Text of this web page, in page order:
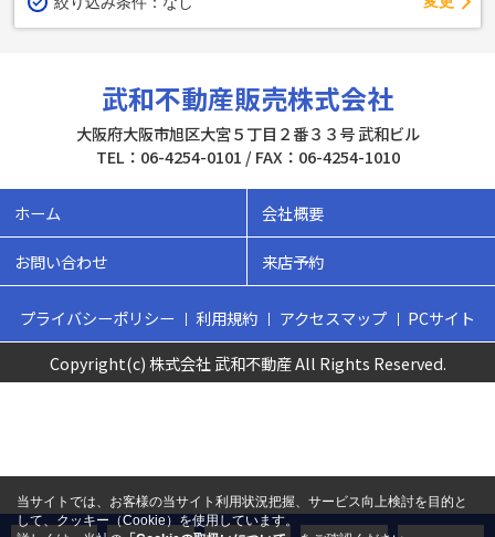
武和不動産販売株式会社
大阪府大阪市旭区大宮５丁目２番３３号 武和ビル
TEL：06-4254-0101 / FAX：06-4254-1010
ホーム 会社概要
お問い合わせ 来店予約
プライバシーポリシー 利用規約 アクセスマップ
PCサイト
Copyright(c) 株式会社 武和不動産 All Rights Reserved.
当サイトでは、お客様の当サイト利用状況把握、サービス向上検討を目的と
して、クッキー（Cookie）を使用しています。